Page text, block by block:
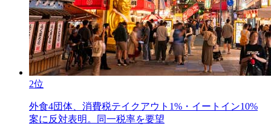
2位
外食4団体、消費税テイクアウト1%・イートイン10%
案に反対表明。同一税率を要望